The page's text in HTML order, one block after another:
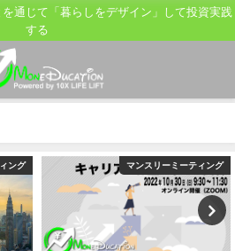
通じて「暮らしをデザイン」して投資実践
する
ング マンスリーミーティング